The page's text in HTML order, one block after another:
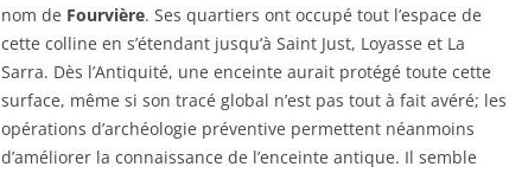
nom de Fourvière. Ses quartiers ont occupé tout l’espace de
cette colline en s’étendant jusqu’à Saint Just, Loyasse et La
Sarra. Dès l’Antiquité, une enceinte aurait protégé toute cette
surface, même si son tracé global n’est pas tout à fait avéré; les
opérations d’archéologie préventive permettent néanmoins
d’améliorer la connaissance de l’enceinte antique. Il semble